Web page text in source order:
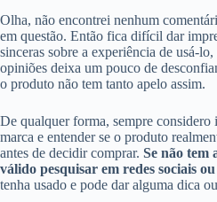
Olha, não encontrei nenhum
em questão. Então fica difícil dar
sinceras sobre a experiência de usá-
opiniões deixa um pouco de
o produto não tem tanto apelo assim.
De qualquer forma, sempre considero
marca e entender se o produto
antes de decidir comprar. Se não tem
válido pesquisar em redes sociais
tenha usado e pode dar alguma dica